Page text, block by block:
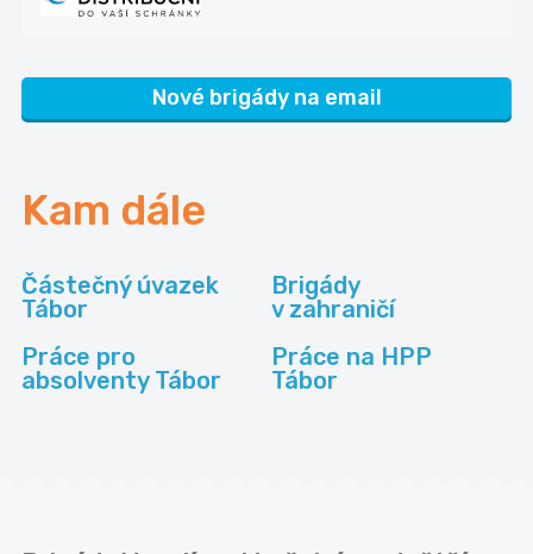
Nové brigády na email
Kam dále
Částečný úvazek
Tábor
Brigády
v zahraničí
Práce pro
absolventy Tábor
Práce na HPP
Tábor